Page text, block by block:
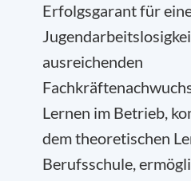
Erfolgsgarant für
ausreichenden
Lernen im Betrieb,
dem theoretischen
Berufsschule,